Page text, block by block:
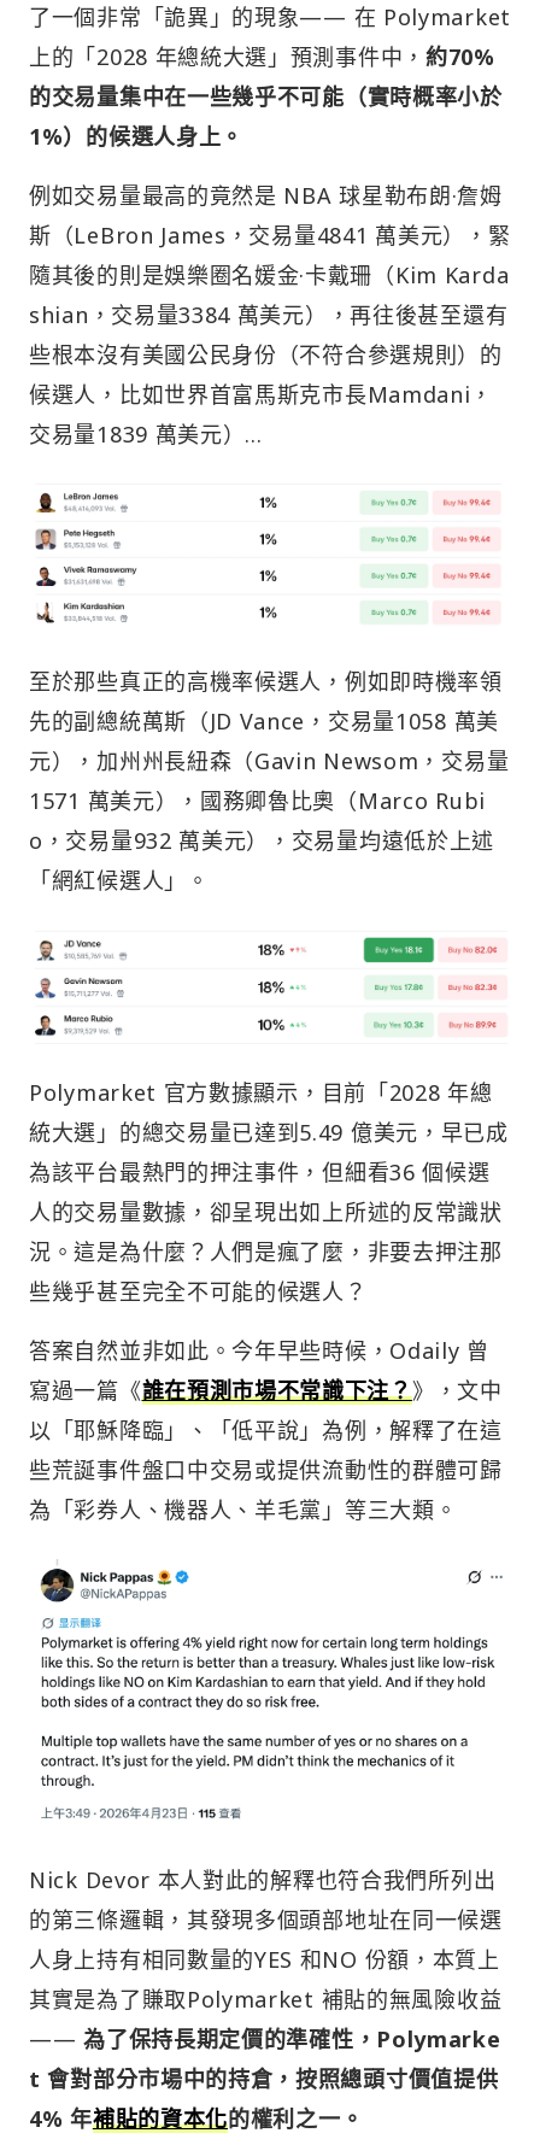
了一個非常「詭異」的現象—— 在 Polymarket
上的「2028 年總統大選」預測事件中， 約70%
的交易量集中在一些幾乎不可能（實時概率小於
1%）的候選人身上。
例如交易量最高的竟然是 NBA 球星勒布朗·詹姆
斯（LeBron James，交易量4841 萬美元），緊
隨其後的則是娛樂圈名媛金·卡戴珊（Kim Karda
shian，交易量3384 萬美元），再往後甚至還有
些根本沒有美國公民身份（不符合參選規則）的
候選人，比如世界首富馬斯克市長Mamdani，
交易量1839 萬美元）…
至於那些真正的高機率候選人，例如即時機率領
先的副總統萬斯（JD Vance，交易量1058 萬美
元），加州州長紐森（Gavin Newsom，交易量
1571 萬美元），國務卿魯比奧（Marco Rubi
o，交易量932 萬美元），交易量均遠低於上述
「網紅候選人」。
Polymarket 官方數據顯示，目前「2028 年總
統大選」的總交易量已達到5.49 億美元，早已成
為該平台最熱門的押注事件，但細看36 個候選
人的交易量數據，卻呈現出如上所述的反常識狀
況。這是為什麼？人們是瘋了麼，非要去押注那
些幾乎甚至完全不可能的候選人？
答案自然並非如此。今年早些時候，Odaily 曾
寫過一篇《誰在預測市場不常識下注？》，文中
以「耶穌降臨」、「低平說」為例，解釋了在這
些荒誕事件盤口中交易或提供流動性的群體可歸
為「彩券人、機器人、羊毛黨」等三大類。
Nick Devor 本人對此的解釋也符合我們所列出
的第三條邏輯，其發現多個頭部地址在同一候選
人身上持有相同數量的YES 和NO 份額，本質上
其實是為了賺取Polymarket 補貼的無風險收益
——為了保持長期定價的準確性，Polymarke
t 會對部分市場中的持倉，按照總頭寸價值提供
4% 年補貼的資本化的權利之一。